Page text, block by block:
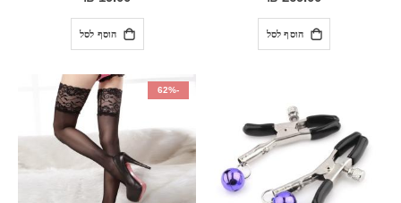
הוסף לסל הוסף לסל
-62%